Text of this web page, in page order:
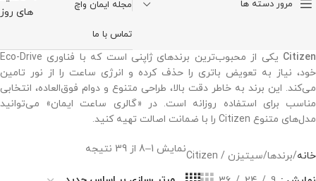
مرور دسته ها مجله ایمان واچ
تماس با ما
های روز
Citizen
یکی از محبوب‌ترین برندهای ژاپنی است که با فناوری Eco-Drive
خود، نیاز به تعویض باتری را حذف کرده و انرژی ساعت را از نور تامین
می‌کند. این برند به خاطر دقت بالا، طراحی متنوع و دوام فوق‌العاده، انتخابی
مناسب برای استفاده روزانه است. در «گالری ساعت ایمان» می‌توانید
مدل‌های متنوع Citizen را با ضمانت اصالت تهیه کنید.
خانه برندها سیتیزن / Citizen
نمایش 1–8 از 39 نتیجه